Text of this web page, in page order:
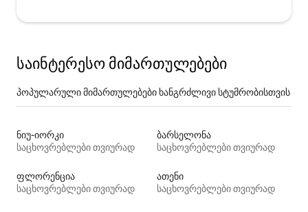
საინტერესო მიმართულებები
პოპულარული მიმართულებები ხანგრძლივი სტუმრობისთვის
ნიუ-იორკი
საცხოვრებლები თვიურად
ბარსელონა
საცხოვრებლები თვიურად
ფლორენცია
საცხოვრებლები თვიურად
ათენი
საცხოვრებლები თვიურად